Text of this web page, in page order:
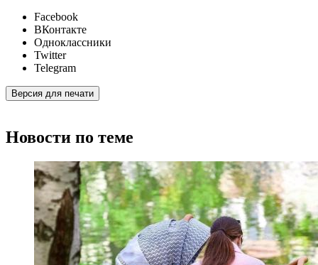
Facebook
ВКонтакте
Одноклассники
Twitter
Telegram
Версия для печати
Новости по теме